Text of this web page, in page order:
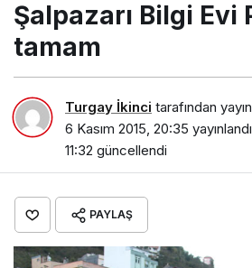
Şalpazarı Bilgi Evi
tamam
Turgay İkinci tarafından
6 Kasım 2015, 20:35 yayınlandı
11:32 güncellendi
PAYLAŞ